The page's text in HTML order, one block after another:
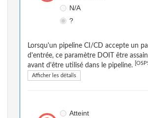
N/A
?
Lorsqu'un pipeline CI/CD accepte un
d'entrée, ce paramètre DOIT être
avant d'être utilisé dans le pipeline.
Afficher les détails
Atteint